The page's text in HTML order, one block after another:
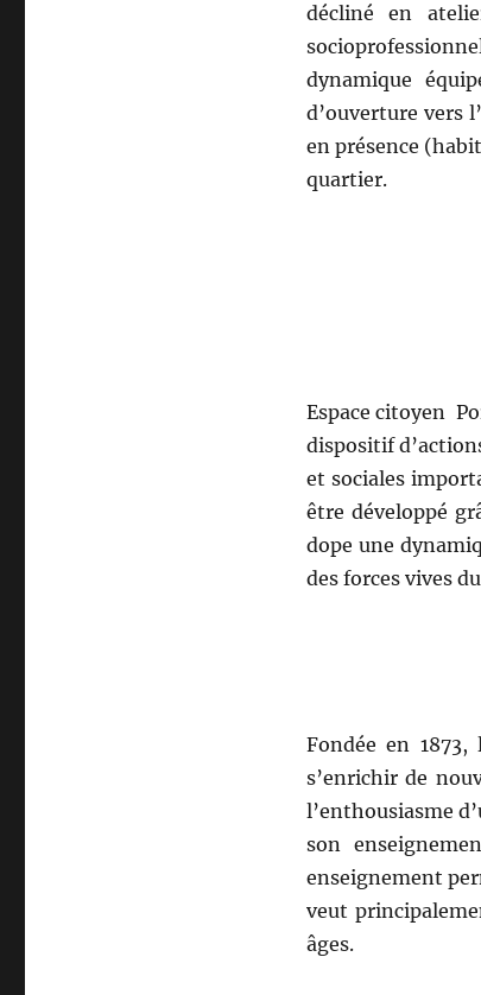
décliné en
dynamique
d’ouverture vers
en présence
quartier.
Espace citoyen
dispositif
et sociales
être développé
dope une
des forces vives
Fondée en
s’enrichir de
l’enthousiasme
son
enseignement
veut
âges.